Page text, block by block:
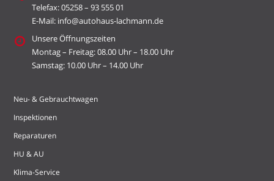
Telefax: 05258 – 93 555 01
E-Mail: info@autohaus-lachmann.de
Unsere Öffnungszeiten
Montag – Freitag: 08.00 Uhr – 18.00 Uhr
Samstag: 10.00 Uhr – 14.00 Uhr
Neu- & Gebrauchtwagen
Inspektionen
Reparaturen
HU & AU
Klima-Service